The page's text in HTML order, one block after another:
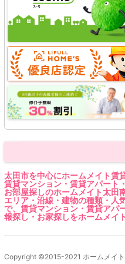
太田市を中心にホームメイト賃
賃貸マンション・賃貸アパート
お部屋探しのホームメイト太田南
エリア・沿線・建物の種類・人
で、賃貸マンション・賃貸アパ
報探し・お家探しをホームメイ
Copyright ©2015-2021 ホームメイ